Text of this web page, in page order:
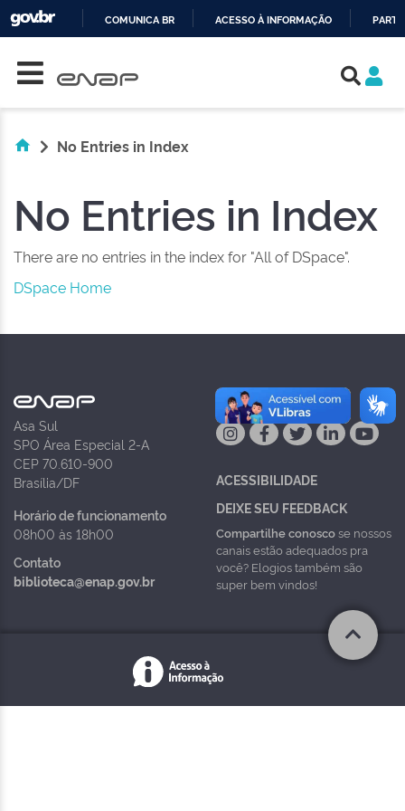
COMUNICA BR ACESSO À INFORMAÇÃO
No Entries in Index
No Entries in Index
There are no entries in the index for "All of DSpace".
DSpace Home
Asa Sul
SPO Área Especial 2-A
CEP 70.610-900
Brasília/DF
Horário de funcionamento
08h00 às 18h00
Contato
biblioteca@enap.gov.br
NAS REDES
ACESSIBILIDADE
DEIXE SEU FEEDBACK
Compartilhe conoscose nossos
canais estão adequados pra
você? Elogios também são
super bem vindos!